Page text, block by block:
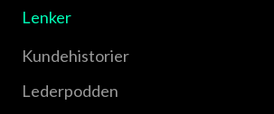
Lenker
Kundehistorier
Lederpodden